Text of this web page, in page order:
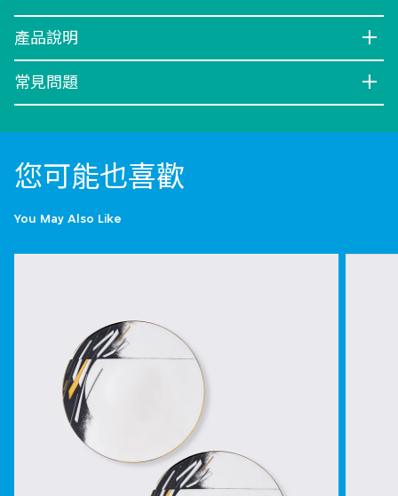
產品說明
常見問題
您可能也喜歡
You May Also Like